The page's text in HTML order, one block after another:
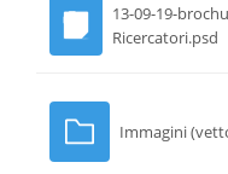
13-09-19-
Ricercatori.psd
Immagini